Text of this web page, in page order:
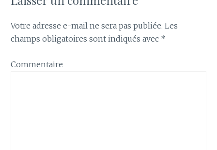
Votre adresse e-mail ne sera pas publiée. Les
champs obligatoires sont indiqués avec *
Commentaire